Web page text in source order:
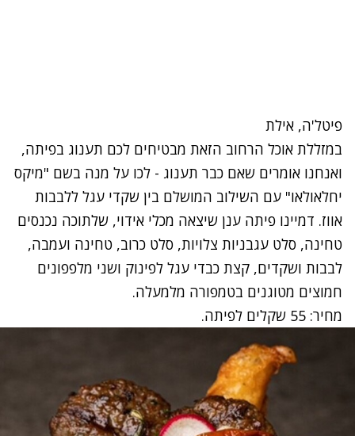
פיטל'ה, אילת
במזללת אוכל הרחוב הזאת מבטיחים לכם תענוג בפיתה,
ואנחנו אומרים שאם כבר תענוג - לכו על מנה בשם "מיקס
יחלאולאו" עם השילוב המושלם בין שקדי עגל ללבבות
אווז. דמיינו פיתה ענן שיצאה מכלי אידוי, שלתוכה נכנסים
טחינה, סלט עגבניות צלויות, סלט כרוב, טחינה ועמבה,
לבבות ושקדים, קצת כבדי עגל לפינוק ושני מלפפונים
חמוצים מטוגנים בטמפורה מלמעלה.
מחיר: 55 שקלים לפיתה.